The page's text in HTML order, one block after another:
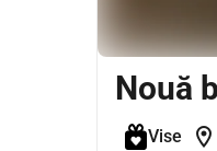
Nouă
Vise location_on